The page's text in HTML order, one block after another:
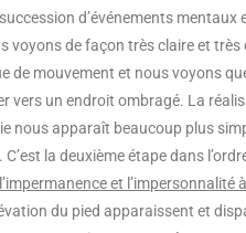
d’événements mentaux
voyons de façon très claire et très
de mouvement et nous voyons
vers un endroit ombragé. La
nous apparaît beaucoup plus
la deuxième étape dans
et
du pied apparaissent et